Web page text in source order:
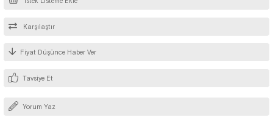
Karşılaştır
Fiyat Düşünce Haber Ver
Tavsiye Et
Yorum Yaz